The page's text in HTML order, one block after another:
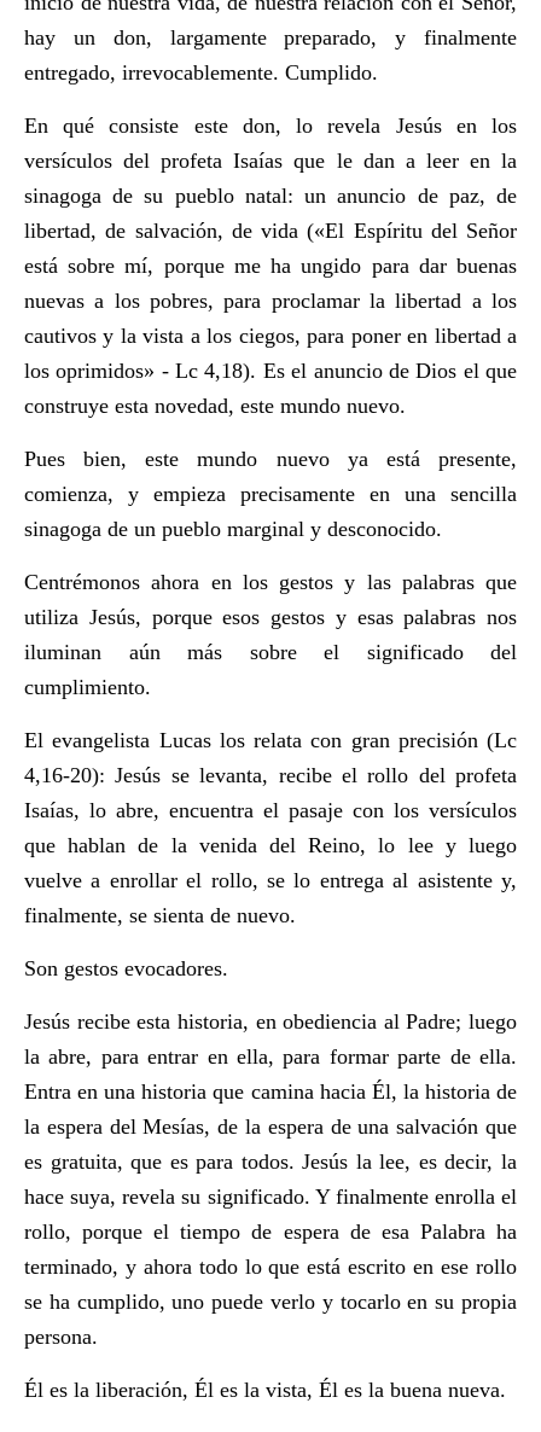
hay un don, largamente preparado, y finalmente
entregado, irrevocablemente. Cumplido.
En qué consiste este don, lo revela Jesús en los
versículos del profeta Isaías que le dan a leer en la
sinagoga de su pueblo natal: un anuncio de paz, de
libertad, de salvación, de vida («El Espíritu del Señor
está sobre mí, porque me ha ungido para dar buenas
nuevas a los pobres, para proclamar la libertad a los
cautivos y la vista a los ciegos, para poner en libertad a
los oprimidos» - Lc 4,18). Es el anuncio de Dios el que
construye esta novedad, este mundo nuevo.
Pues bien, este mundo nuevo ya está presente,
comienza, y empieza precisamente en una sencilla
sinagoga de un pueblo marginal y desconocido.
Centrémonos ahora en los gestos y las palabras que
utiliza Jesús, porque esos gestos y esas palabras nos
iluminan aún más sobre el significado del
cumplimiento.
El evangelista Lucas los relata con gran precisión (Lc
4,16-20): Jesús se levanta, recibe el rollo del profeta
Isaías, lo abre, encuentra el pasaje con los versículos
que hablan de la venida del Reino, lo lee y luego
vuelve a enrollar el rollo, se lo entrega al asistente y,
finalmente, se sienta de nuevo.
Son gestos evocadores.
Jesús recibe esta historia, en obediencia al Padre; luego
la abre, para entrar en ella, para formar parte de ella.
Entra en una historia que camina hacia Él, la historia de
la espera del Mesías, de la espera de una salvación que
es gratuita, que es para todos. Jesús la lee, es decir, la
hace suya, revela su significado. Y finalmente enrolla el
rollo, porque el tiempo de espera de esa Palabra ha
terminado, y ahora todo lo que está escrito en ese rollo
se ha cumplido, uno puede verlo y tocarlo en su propia
persona.
Él es la liberación, Él es la vista, Él es la buena nueva.